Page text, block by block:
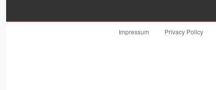
Impressum Privacy Policy